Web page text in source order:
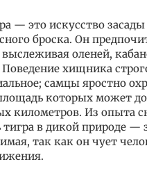
— это искусство
броска. Он
оленей,
Поведение хищника
самцы яростно
которых может
километров. Из опыта
тигра в дикой природе —
так как он чует